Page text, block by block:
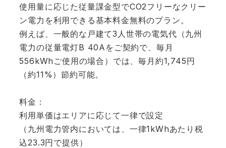
使用量に応じた従量課金型でCO2フリーなクリー
ン電力を利用できる基本料金無料のプラン。
例えば、一般的な戸建て3人世帯の電気代（九州
電力の従量電灯B 40Aをご契約で、毎月
556kWhご使用の場合）では、毎月約1,745円
（約11%）節約可能。
料金：
利用単価はエリアに応じて一律で設定
（九州電力管内においては、一律1kWhあたり税
込23.3円で提供）